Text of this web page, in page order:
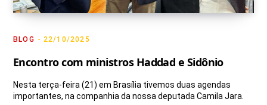
BLOG 22/10/2025
Encontro com ministros Haddad e Sidônio
Nesta terça-feira (21) em Brasília tivemos duas agendas
importantes, na companhia da nossa deputada Camila Jara.